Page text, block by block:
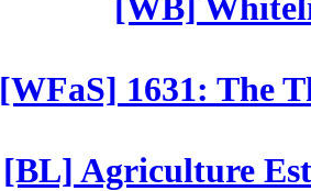
[WFaS] 1631: The
[BL] Agriculture